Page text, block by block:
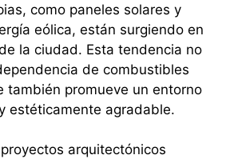
como paneles solares y
eólica, están surgiendo en
la ciudad. Esta tendencia no
de combustibles
también promueve un entorno
estéticamente agradable.
arquitectónicos